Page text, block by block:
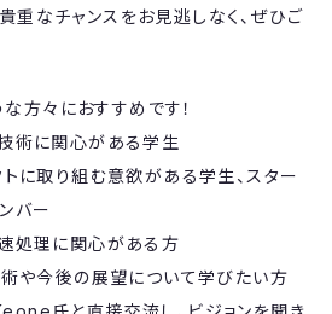
なチャンスをお見逃しなく、ぜひご
方々におすすめです！
術に関心がある学生
に取り組む意欲がある学生、スター
バー
処理に関心がある方
や今後の展望について学びたい方